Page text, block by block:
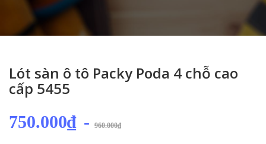
Lót sàn ô tô Packy Poda 4 chỗ cao
cấp 5455
750.000₫ - 960.000₫